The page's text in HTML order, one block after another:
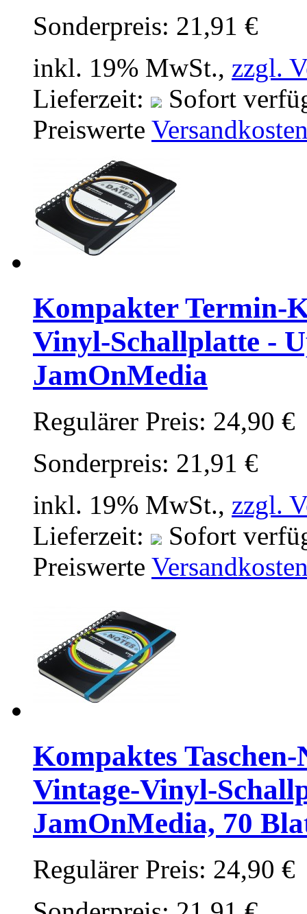
Sonderpreis: 21,91 €
inkl. 19% MwSt., zzgl.
Lieferzeit:
Sofort
Preiswerte
Kompakter Termin-
Vinyl-Schallplatte -
JamOnMedia
Regulärer Preis: 24,90 €
Sonderpreis: 21,91 €
inkl. 19% MwSt., zzgl.
Lieferzeit:
Sofort
Preiswerte
Kompaktes
Vintage-Vinyl-
JamOnMedia, 70
Regulärer Preis: 24,90 €